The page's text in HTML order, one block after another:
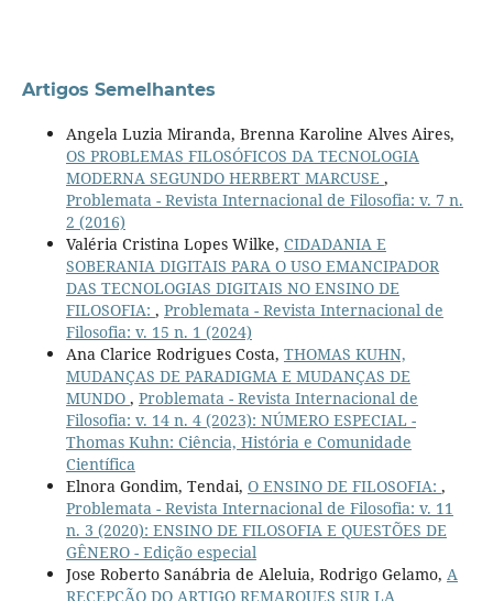
Artigos Semelhantes
Angela Luzia Miranda, Brenna Karoline Alves Aires,
OS PROBLEMAS FILOSÓFICOS DA TECNOLOGIA
MODERNA SEGUNDO HERBERT MARCUSE ,
Problemata - Revista Internacional de Filosofia: v. 7 n.
2 (2016)
Valéria Cristina Lopes Wilke, CIDADANIA E
SOBERANIA DIGITAIS PARA O USO EMANCIPADOR
DAS TECNOLOGIAS DIGITAIS NO ENSINO DE
FILOSOFIA: , Problemata - Revista Internacional de
Filosofia: v. 15 n. 1 (2024)
Ana Clarice Rodrigues Costa, THOMAS KUHN,
MUDANÇAS DE PARADIGMA E MUDANÇAS DE
MUNDO , Problemata - Revista Internacional de
Filosofia: v. 14 n. 4 (2023): NÚMERO ESPECIAL -
Thomas Kuhn: Ciência, História e Comunidade
Científica
Elnora Gondim, Tendai, O ENSINO DE FILOSOFIA: ,
Problemata - Revista Internacional de Filosofia: v. 11
n. 3 (2020): ENSINO DE FILOSOFIA E QUESTÕES DE
GÊNERO - Edição especial
Jose Roberto Sanábria de Aleluia, Rodrigo Gelamo, A
RECEPÇÃO DO ARTIGO REMARQUES SUR LA